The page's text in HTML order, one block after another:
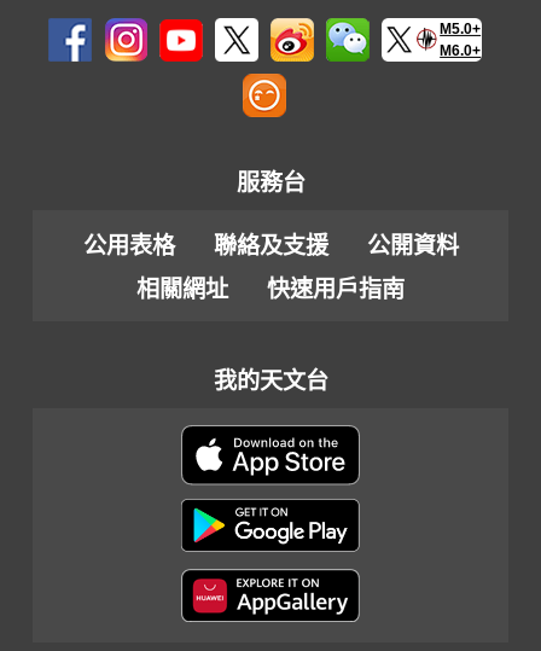
M5.0+
M6.0+
服務台
公用表格 聯絡及支援
公開資料
相關網址
快速用戶指南
我的天文台